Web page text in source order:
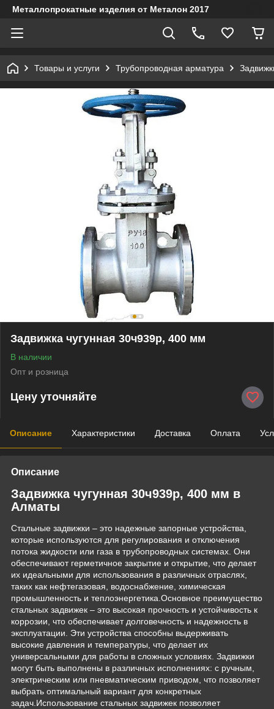
Металлопрокатные изделия от Металон 2017
Товары и услуги Трубопроводная арматура
Задвижка чугунная 30ч939р, 400 мм
В наличии
Опт и розница
Цену уточняйте
Описание Характеристики Доставка Оплата
Описание
Задвижка чугунная 30ч939р, 400 мм в
Алматы
Стальные задвижки – это надежные запорные устройства,
которые используются для регулирования и отключения
потока жидкости или газа в трубопроводных системах. Они
обеспечивают герметичное закрытие и открытие, что делает
их идеальными для использования в различных отраслях,
таких как нефтегазовая, водоснабжение, химическая
промышленность и теплоэнергетика.Основное преимущество
стальных задвижек – это высокая прочность и устойчивость к
коррозии, что обеспечивает долговечность и надежность в
эксплуатации. Эти устройства способны выдерживать
высокие давления и температуры, что делает их
универсальными для работы в сложных условиях. Задвижки
могут быть выполнены в различных исполнениях: с ручным,
электрическим или пневматическим приводом, что позволяет
выбрать оптимальный вариант для конкретных
задач.Использование стальных задвижек позволяет